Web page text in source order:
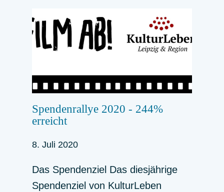
Spendenrallye 2020 - 244%
erreicht
8. Juli 2020
Das Spendenziel Das diesjährige
Spendenziel von KulturLeben